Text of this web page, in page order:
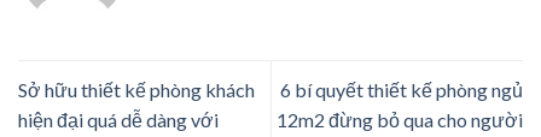
Sở hữu thiết kế phòng khách
hiện đại quá dễ dàng với
6 bí quyết thiết kế phòng ngủ
12m2 đừng bỏ qua cho người